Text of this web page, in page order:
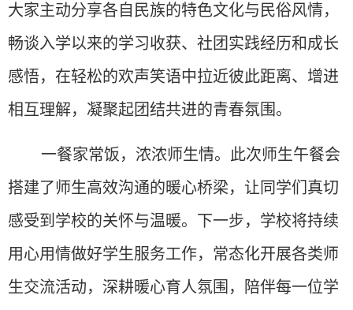
大家主动分享各自民族的特色文化与民俗风情，
畅谈入学以来的学习收获、社团实践经历和成长
感悟，在轻松的欢声笑语中拉近彼此距离、增进
相互理解，凝聚起团结共进的青春氛围。
一餐家常饭，浓浓师生情。此次师生午餐会
搭建了师生高效沟通的暖心桥梁，让同学们真切
感受到学校的关怀与温暖。下一步，学校将持续
用心用情做好学生服务工作，常态化开展各类师
生交流活动，深耕暖心育人氛围，陪伴每一位学